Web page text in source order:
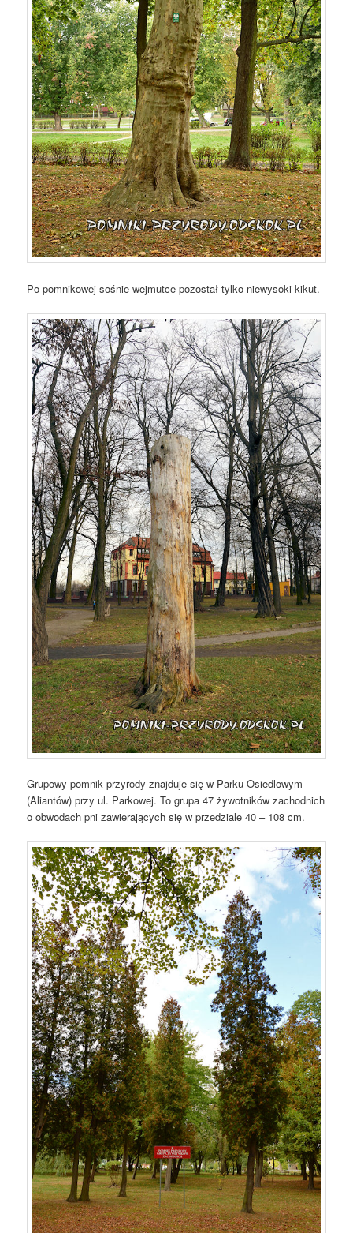
Po pomnikowej sośnie wejmutce pozostał tylko niewysoki kikut.
Grupowy pomnik przyrody znajduje się w Parku Osiedlowym
(Aliantów) przy ul. Parkowej. To grupa 47 żywotników zachodnich
o obwodach pni zawierających się w przedziale 40 – 108 cm.